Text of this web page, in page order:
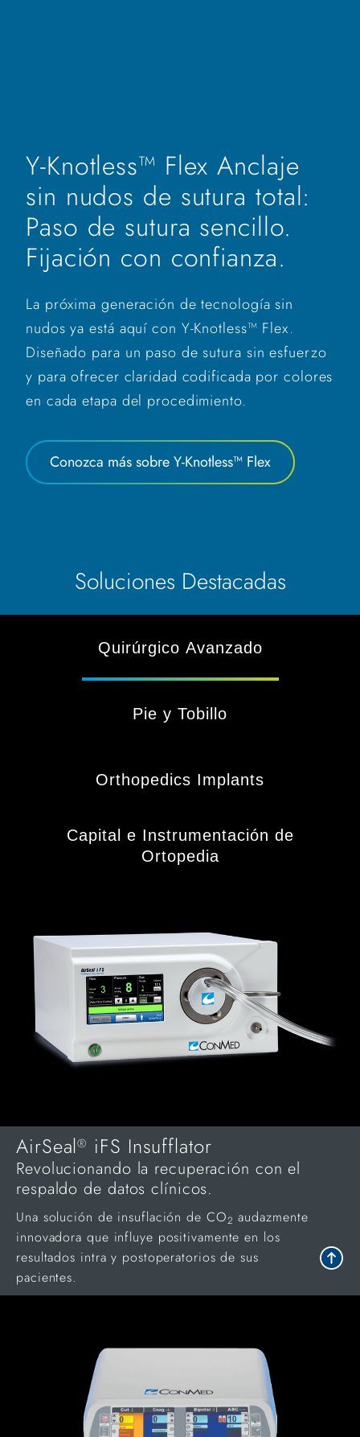
Y-Knotless™ Flex Anclaje
sin nudos de sutura total:
Paso de sutura sencillo.
Fijación con confianza.
La próxima generación de tecnología sin
nudos ya está aquí con Y-Knotless™ Flex.
Diseñado para un paso de sutura sin esfuerzo
y para ofrecer claridad codificada por colores
en cada etapa del procedimiento.
Conozca más sobre Y-Knotless™ Flex
Soluciones Destacadas
Quirúrgico Avanzado
Pie y Tobillo
Orthopedics Implants
Capital e Instrumentación de
Ortopedia
AirSeal® iFS Insufflator
Revolucionando la recuperación con el
respaldo de datos clínicos.
Una solución de insuflación de CO2 audazmente
innovadora que influye positivamente en los
resultados intra y postoperatorios de sus
pacientes.